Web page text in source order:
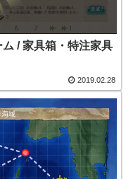
ム / 家具箱・特注家具
2019.02.28